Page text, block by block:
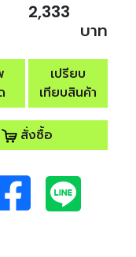
2,333
บาท
เปรียบ
เทียบสินค้า
สั่งซื้อ